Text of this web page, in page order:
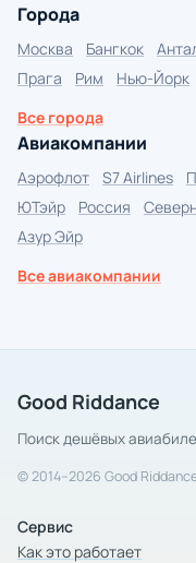
Города
Москва Бангкок
Прага
Рим Нью-Йорк
Все города
Авиакомпании
Аэрофлот S7 Airlines
ЮТэйр
Россия
Азур Эйр
Все авиакомпании
Good Riddance
Поиск дешёвых
© 2014–2026 Good
Сервис
Как это работает